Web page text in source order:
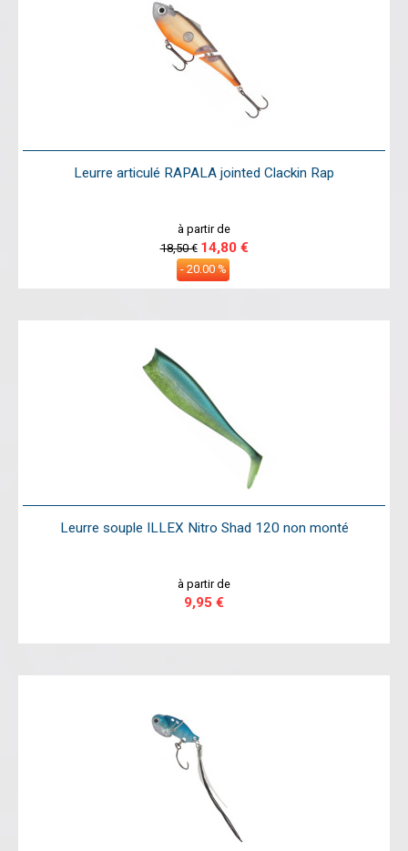
Leurre articulé RAPALA jointed Clackin Rap
à partir de
18,50 € 14,80 €
- 20.00 %
Leurre souple ILLEX Nitro Shad 120 non monté
à partir de
9,95 €